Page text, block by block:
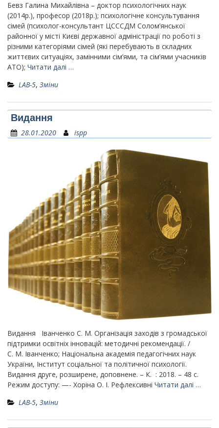
Бевз Галина Михайлівна – доктор психологічних наук
(2014р.), професор (2018р.); психологічне консультування
сімей (психолог-консультант ЦСССДМ Солом’янської
районної у місті Києві державної адміністрації по роботі з
різними категоріями сімей (які перебувають в складних
життєвих ситуаціях, замінними сім’ями, та сім’ями учасників
АТО); Читати далі …
LAB-5, Зміни
Видання
28.01.2020 ispp
Видання Іванченко С. М. Організація заходів з громадської
підтримки освітніх інновацій: методичні рекомендації. /
С. М. Іванченко; Національна академія педагогічних наук
України, Інститут соціальної та політичної психології.
Видання друге, розширене, доповнене. – К. : 2018. – 48 с.
Режим доступу: —- Хоріна О. І. Рефлексивні Читати далі …
LAB-5, Зміни